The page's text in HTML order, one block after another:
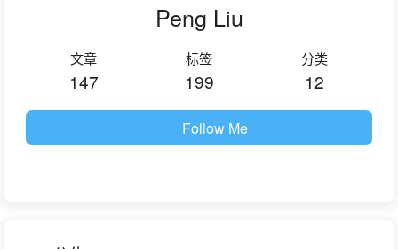
Peng Liu
文章
147
标签
199
分类
12
Follow Me